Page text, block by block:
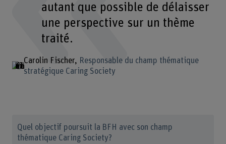
autant que possible de délaisser
une perspective sur un thème
traité.
Carolin Fischer
Responsable du champ thématique
stratégique Caring Society
Quel objectif poursuit la BFH avec son champ
thématique Caring Society?